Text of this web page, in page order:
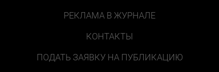
РЕКЛАМА В ЖУРНАЛЕ
КОНТАКТЫ
ПОДАТЬ ЗАЯВКУ НА ПУБЛИКАЦИЮ